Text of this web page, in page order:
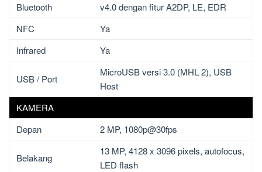
Bluetooth
v4.0 dengan fitur A2DP, LE, EDR
NFC
Ya
Infrared
Ya
USB / Port
MicroUSB versi 3.0 (MHL 2), USB
Host
KAMERA
Depan
2 MP, 1080p@30fps
Belakang
13 MP, 4128 x 3096 pixels, autofocus,
LED flash